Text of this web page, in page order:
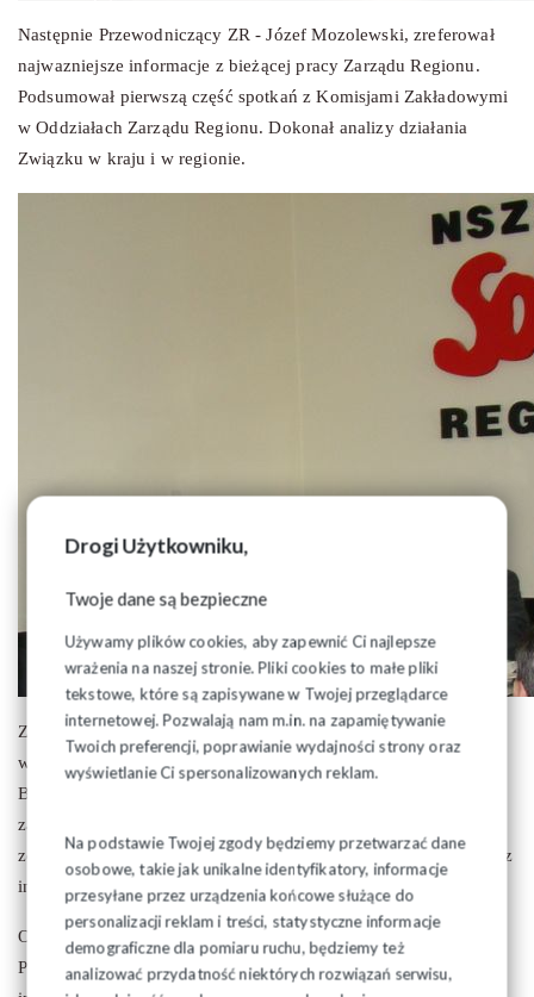
Drogi Użytkowniku,
Twoje dane są bezpieczne
Używamy plików cookies, aby zapewnić Ci najlepsze
wrażenia na naszej stronie. Pliki cookies to małe pliki
tekstowe, które są zapisywane w Twojej przeglądarce
internetowej. Pozwalają nam m.in. na zapamiętywanie
Twoich preferencji, poprawianie wydajności strony oraz
wyświetlanie Ci spersonalizowanych reklam.
Na podstawie Twojej zgody będziemy przetwarzać dane
osobowe, takie jak unikalne identyfikatory, informacje
przesyłane przez urządzenia końcowe służące do
personalizacji reklam i treści, statystyczne informacje
demograficzne dla pomiaru ruchu, będziemy też
analizować przydatność niektórych rozwiązań serwisu,
Następnie Przewodniczący ZR - Józef Mozolewski, zreferował
najwazniejsze informacje z bieżącej pracy Zarządu Regionu.
Podsumował pierwszą część spotkań z Komisjami Zakładowymi
w Oddziałach Zarządu Regionu. Dokonał analizy działania
Związku w kraju i w regionie.
Zaapelowano również o dalsze zbieranie podpisów pod
wnioskiem o referendum przeciw sprzedaży MPEC w
Białymstoku oraz Europejską Inicjatywą Obywatelską na rzecz
zawieszenia Pakietu Klimatyczno-Energetycznego. Poruszona
została również kwestia strajku ostrzegawczego Spółek PKP oraz
interwencji ws. ciężkiej sytuacji Mostostalu Białystok.
Omówiono także działalność, powołanego rok temu, Funduszu
Pomocy Regionu Podlaskiego NSZZ „S”. Na chwilę obecną